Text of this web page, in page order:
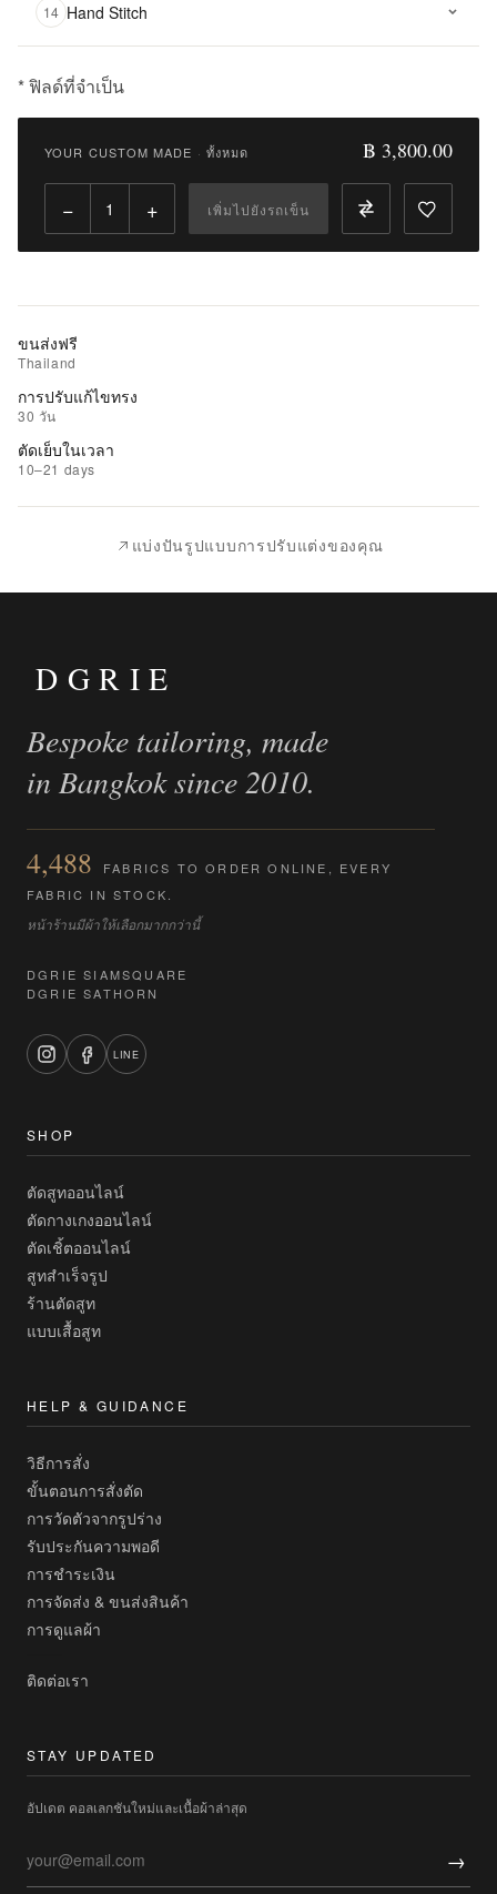
14 Hand Stitch
* ฟิลด์ที่จำเป็น
฿
Qty:
ไป
รถ
เข็น
รายการ
ที่
ชอบ
เปรียบ
YOUR CUSTOM MADE · ทั้งหมด ฿ 3,800.00
− + เพิ่มไปยังรถเข็น
ขนส่งฟรี
Thailand
การปรับแก้ไขทรง
30 วัน
ตัดเย็บในเวลา
10–21 days
แบ่งปันรูปแบบการปรับแต่งของคุณ
DGRIE
Bespoke tailoring, made
in Bangkok since 2010.
4,488
FABRICS TO ORDER ONLINE, EVERY
FABRIC IN STOCK.
หน้าร้านมีผ้าให้เลือกมากกว่านี้
DGRIE SIAMSQUARE
DGRIE SATHORN
LINE
SHOP
ตัดสูทออนไลน์
ตัดกางเกงออนไลน์
ตัดเชิ้ตออนไลน์
สูทสำเร็จรูป
ร้านตัดสูท
แบบเสื้อสูท
HELP & GUIDANCE
วิธีการสั่ง
ขั้นตอนการสั่งตัด
การวัดตัวจากรูปร่าง
รับประกันความพอดี
การชำระเงิน
การจัดส่ง & ขนส่งสินค้า
การดูแลผ้า
ติดต่อเรา
STAY UPDATED
อัปเดต คอลเลกชันใหม่และเนื้อผ้าล่าสุด
→